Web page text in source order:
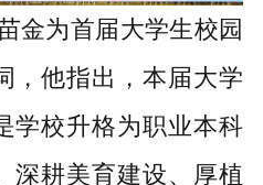
金为首届大学生校园
，他指出，本届大学
学校升格为职业本科
深耕美育建设、厚植